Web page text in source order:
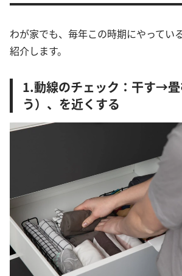
わが家でも、毎年この時期にやってい
紹介します。
1.動線のチェック：干す→
う）、を近くする